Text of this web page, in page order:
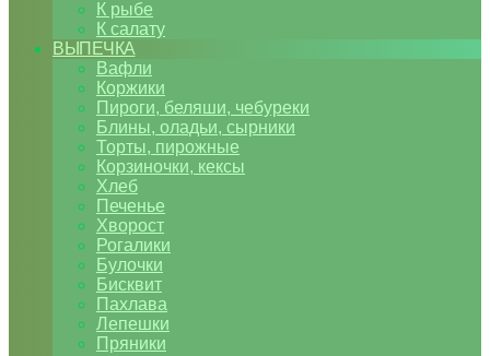
К рыбе
К салату
ВЫПЕЧКА
Вафли
Коржики
Пироги, беляши, чебуреки
Блины, оладьи, сырники
Торты, пирожные
Корзиночки, кексы
Хлеб
Печенье
Хворост
Рогалики
Булочки
Бисквит
Пахлава
Лепешки
Пряники